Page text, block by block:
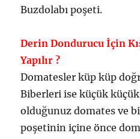
Buzdolabı poşeti.
Derin Dondurucu İçin
Yapılır ?
Domatesler küp küp
Biberleri ise küçük küçük
olduğunuz domates ve
poşetinin içine önce